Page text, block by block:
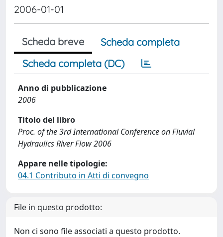
2006-01-01
Scheda breve
Scheda completa
Scheda completa (DC)
Anno di pubblicazione
2006
Titolo del libro
Proc. of the 3rd International Conference on Fluvial
Hydraulics River Flow 2006
Appare nelle tipologie:
04.1 Contributo in Atti di convegno
File in questo prodotto:
Non ci sono file associati a questo prodotto.